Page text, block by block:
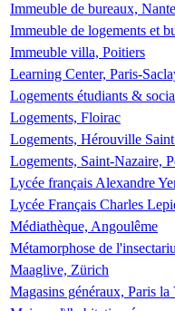
Immeuble de bureaux,
Immeuble de logements et
Immeuble villa, Poitiers
Learning Center, Paris-
Logements étudiants &
Logements, Floirac
Logements, Hérouville
Logements, Saint-Nazaire,
Lycée français Alexandre
Lycée Français Charles
Médiathèque, Angoulême
Métamorphose de
Maaglive, Zürich
Magasins généraux, Paris